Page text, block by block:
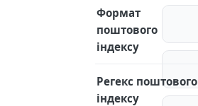
Формат
поштового
індексу
Регекс поштового
індексу